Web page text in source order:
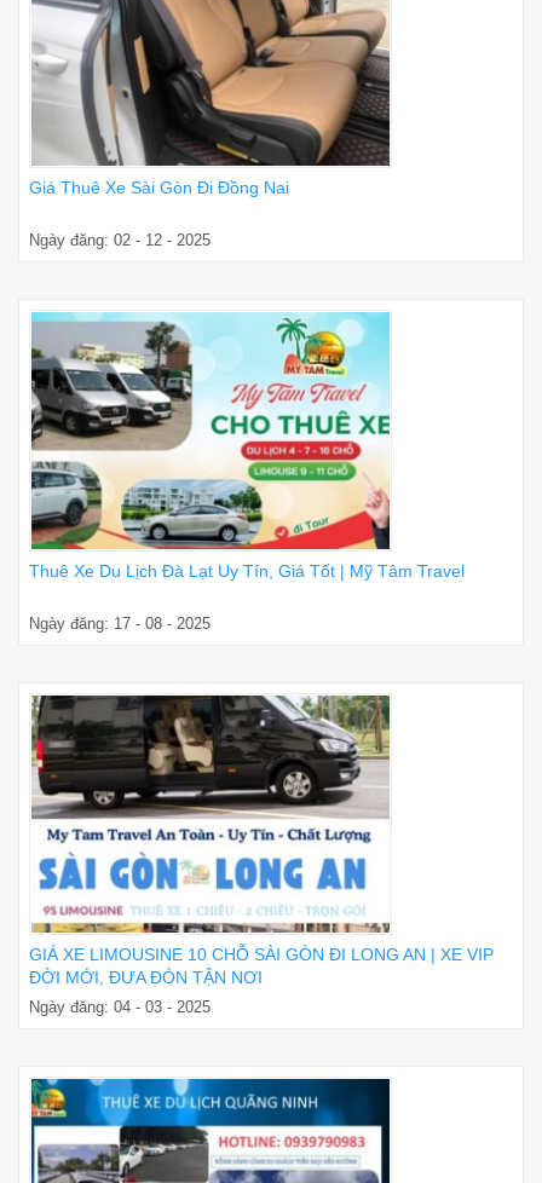
Giá Thuê Xe Sài Gòn Đi Đồng Nai
Ngày đăng: 02 - 12 - 2025
Thuê Xe Du Lịch Đà Lạt Uy Tín, Giá Tốt | Mỹ Tâm Travel
Ngày đăng: 17 - 08 - 2025
GIÁ XE LIMOUSINE 10 CHỖ SÀI GÒN ĐI LONG AN | XE VIP
ĐỜI MỚI, ĐƯA ĐÓN TẬN NƠI
Ngày đăng: 04 - 03 - 2025